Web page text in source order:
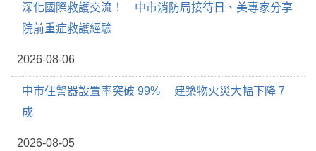
深化國際救護交流！ 中市消防局接待日、美專家分享
院前重症救護經驗
2026-08-06
中市住警器設置率突破 99% 建築物火災大幅下降 7
成
2026-08-05